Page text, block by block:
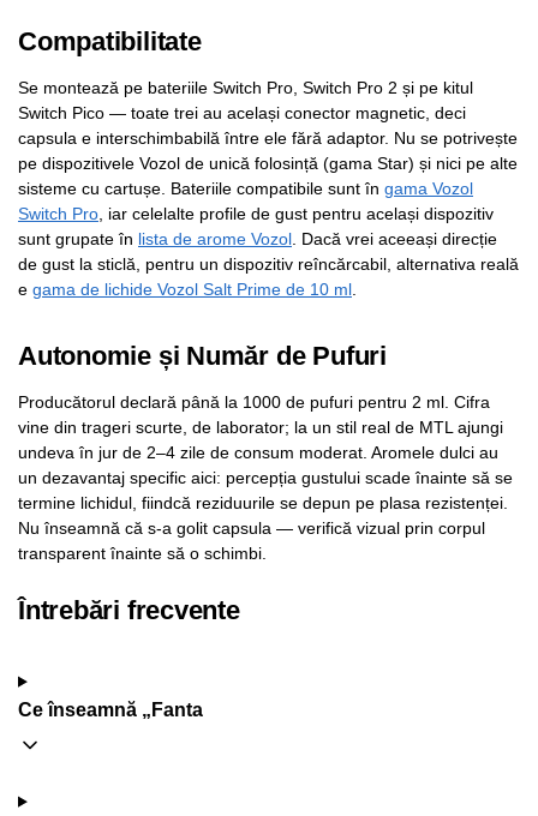
Compatibilitate
Se montează pe bateriile Switch Pro, Switch Pro 2 și pe kitul
Switch Pico — toate trei au același conector magnetic, deci
capsula e interschimbabilă între ele fără adaptor. Nu se potrivește
pe dispozitivele Vozol de unică folosință (gama Star) și nici pe alte
sisteme cu cartușe. Bateriile compatibile sunt în gama Vozol
Switch Pro , iar celelalte profile de gust pentru același dispozitiv
sunt grupate în lista de arome Vozol . Dacă vrei aceeași direcție
de gust la sticlă, pentru un dispozitiv reîncărcabil, alternativa reală
e gama de lichide Vozol Salt Prime de 10 ml
Autonomie și Număr de Pufuri
Producătorul declară până la 1000 de pufuri pentru 2 ml. Cifra
vine din trageri scurte, de laborator; la un stil real de MTL ajungi
undeva în jur de 2–4 zile de consum moderat. Aromele dulci au
un dezavantaj specific aici: percepția gustului scade înainte să se
termine lichidul, fiindcă reziduurile se depun pe plasa rezistenței.
Nu înseamnă că s-a golit capsula — verifică vizual prin corpul
transparent înainte să o schimbi.
Întrebări frecvente
Ce înseamnă „Fanta